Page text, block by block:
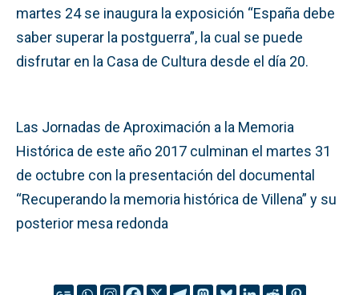
martes 24 se inaugura la exposición “España debe
saber superar la postguerra”, la cual se puede
disfrutar en la Casa de Cultura desde el día 20.
Las Jornadas de Aproximación a la Memoria
Histórica de este año 2017 culminan el martes 31
de octubre con la presentación del documental
“Recuperando la memoria histórica de Villena” y su
posterior mesa redonda